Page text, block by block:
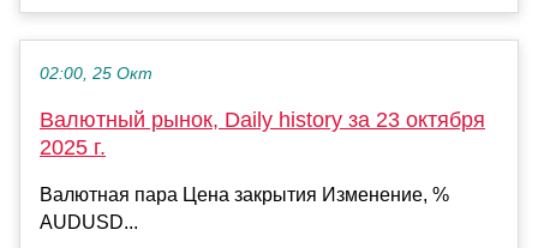
02:00, 25 Окт
Валютный рынок, Daily history за 23 октября
2025 г.
Валютная пара Цена закрытия Изменение, %
AUDUSD...